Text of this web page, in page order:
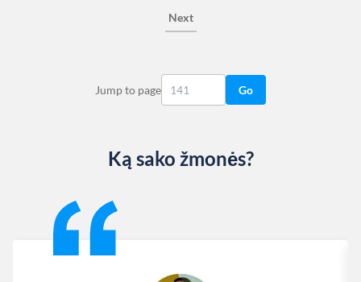
Next
Jump to page Go
Ką sako žmonės?